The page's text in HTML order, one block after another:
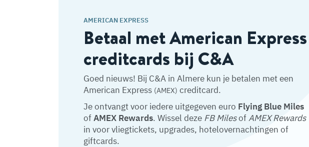
AMERICAN EXPRESS
Betaal met American Express
creditcards bij C&A
Goed nieuws! Bij C&A in Almere kun je betalen met een
American Express (AMEX) creditcard.
Je ontvangt voor iedere uitgegeven euro Flying Blue Miles
ofAMEX Rewards. Wissel deze FB MilesofAMEX Rewards
in voor vliegtickets, upgrades, hotelovernachtingen of
giftcards.